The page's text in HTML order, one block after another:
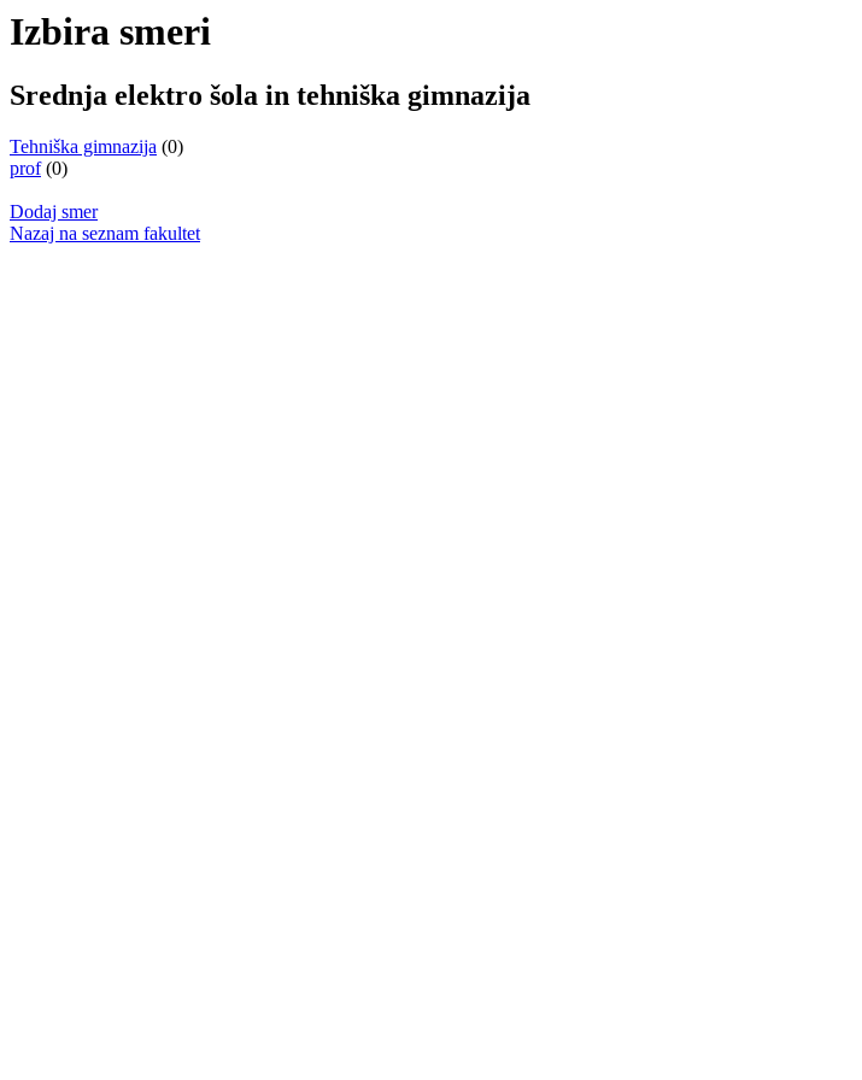
Izbira smeri
Srednja elektro šola in tehniška gimnazija
Tehniška gimnazija (0)
prof(0)
Dodaj smer
Nazaj na seznam fakultet